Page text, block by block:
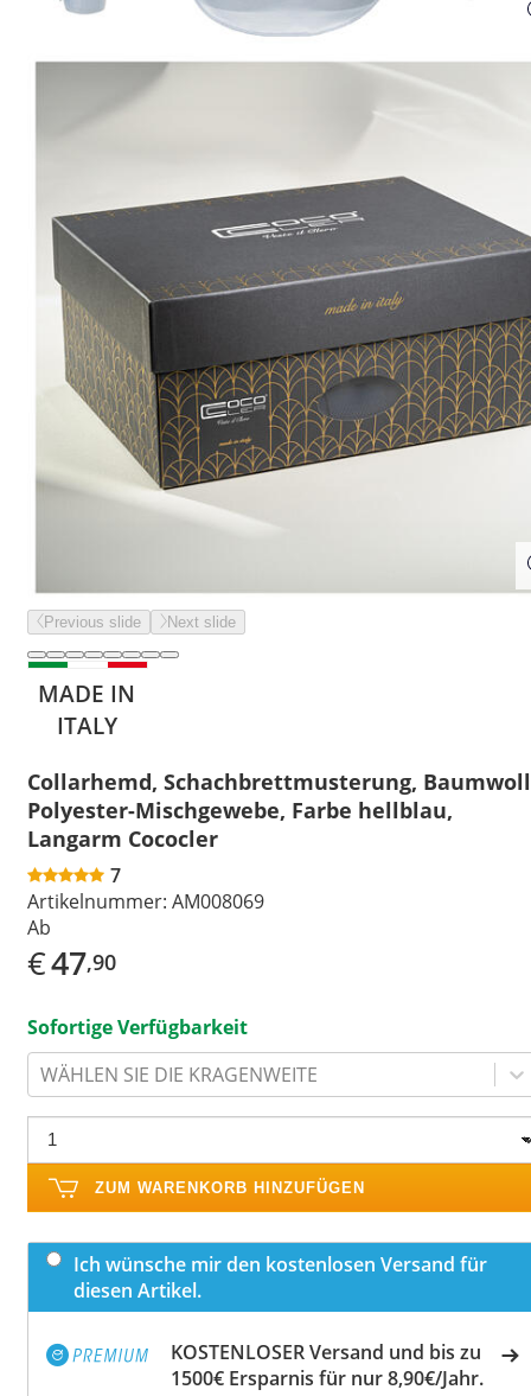
Previous slide Next slide
MADE IN
ITALY
Collarhemd, Schachbrettmusterung,
Polyester-Mischgewebe, Farbe hellblau,
Langarm Cococler
7
Artikelnummer: AM008069
Ab
€47,90
Sofortige Verfügbarkeit
WÄHLEN SIE DIE KRAGENWEITE
ZUM WARENKORB HINZUFÜGEN
Ich wünsche mir den kostenlosen Versand für
diesen Artikel.
KOSTENLOSER Versand und bis zu
1500€ Ersparnis für nur 8,90€/Jahr.